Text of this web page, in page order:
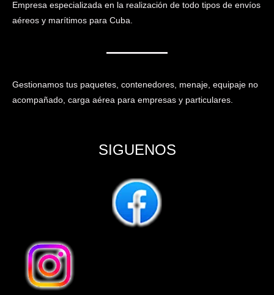
Empresa especializada en la realización de todo tipos de envíos
aéreos y marítimos para Cuba.
Gestionamos tus paquetes, contenedores, menaje, equipaje no
acompañado, carga aérea para empresas y particulares.
SIGUENOS